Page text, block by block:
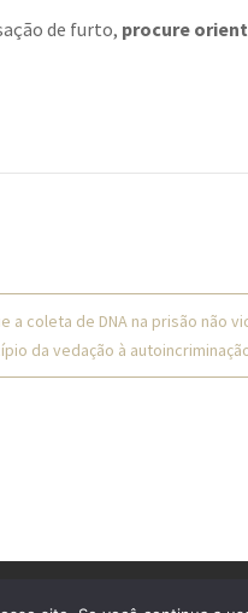
de furto, procure
a coleta de DNA na prisão não
da vedação à